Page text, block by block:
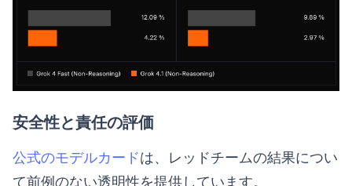
安全性と責任の評価
公式のモデルカードは、レッドチームの結果につい
て前例のない透明性を提供しています。